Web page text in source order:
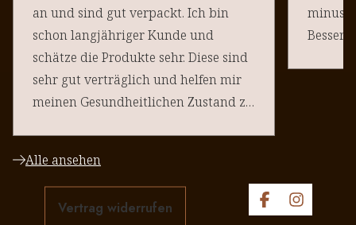
an und sind gut verpackt. Ich bin
schon langjähriger Kunde und
schätze die Produkte sehr. Diese sind
sehr gut verträglich und helfen mir
meinen Gesundheitlichen Zustand zu
minus
Alle ansehen
Vertrag widerrufen